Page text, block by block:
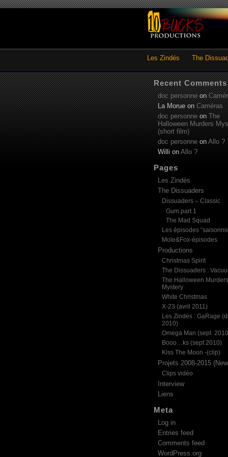
Les Zindés The
Recent Comments
doc personneon
La MorueonCaméras
doc personneonThe
Halloween Murders
(short film)
doc personne on Allo ?
Willi on Allo ?
Pages
Les Zindés
The Dissuaders
Dissuaders – Classic
Gum part 1
The Mad Squad
Les épisodes
Mole&Fox-épisodes
Productions
Christmas Spirit
The Dissuaders :
The Halloween Murders
Mystery
White Christmas
X-23 (avril 2011)
Les Zindés : GaRage
2010)
Omega Man (sept.
Booo…ks (sept 2010)
Kiss The Moon -(clip)
Projets 2008-2015
Clips vidéo
Interview
Liens
Meta
Log in
Entries feed
Comments feed
WordPress.org